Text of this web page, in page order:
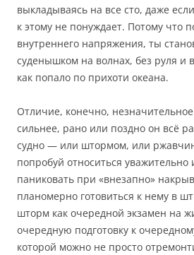
выкладываясь на все сто, даже
к этому не понуждает. Потому что
внутреннего напряжения, ты
суденышком на волнах, без руля и
как попало по прихоти океана.
Отличие, конечно,
сильнее, рано или поздно он всё
судно — или штормом, или
попробуй относиться уважительно
паниковать при «внезапно»
планомерно готовиться к нему в
шторм как очередной экзамен на
очередную подготовку к
которой можно не просто